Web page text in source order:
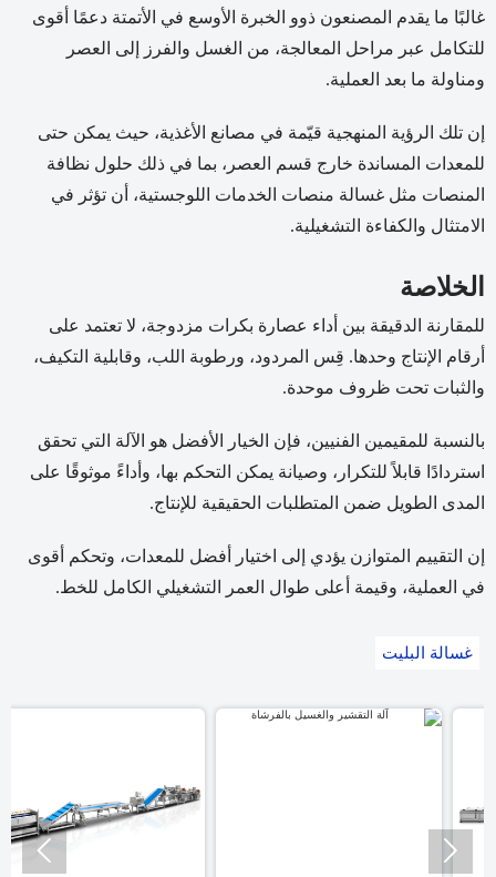
غالبًا ما يقدم المصنعون ذوو الخبرة الأوسع في الأتمتة دعمًا أقوى
للتكامل عبر مراحل المعالجة، من الغسل والفرز إلى العصر
ومناولة ما بعد العملية.
إن تلك الرؤية المنهجية قيّمة في مصانع الأغذية، حيث يمكن حتى
للمعدات المساندة خارج قسم العصر، بما في ذلك حلول نظافة
المنصات مثل غسالة منصات الخدمات اللوجستية، أن تؤثر في
الامتثال والكفاءة التشغيلية.
الخلاصة
للمقارنة الدقيقة بين أداء عصارة بكرات مزدوجة، لا تعتمد على
أرقام الإنتاج وحدها. قِس المردود، ورطوبة اللب، وقابلية التكيف،
والثبات تحت ظروف موحدة.
بالنسبة للمقيمين الفنيين، فإن الخيار الأفضل هو الآلة التي تحقق
استردادًا قابلاً للتكرار، وصيانة يمكن التحكم بها، وأداءً موثوقًا على
المدى الطويل ضمن المتطلبات الحقيقية للإنتاج.
إن التقييم المتوازن يؤدي إلى اختيار أفضل للمعدات، وتحكم أقوى
في العملية، وقيمة أعلى طوال العمر التشغيلي الكامل للخط.
غسالة البليت
 